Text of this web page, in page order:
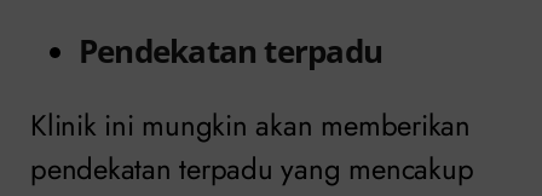
Pendekatan terpadu
Klinik ini mungkin akan memberikan
pendekatan terpadu yang mencakup